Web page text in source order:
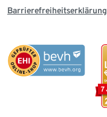
Barrierefreiheitserklärung